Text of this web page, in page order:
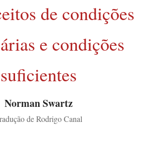
de condições
e condições
suficientes
Norman Swartz
de Rodrigo Canal